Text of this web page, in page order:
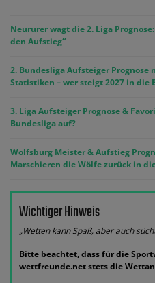
Neururer wagt die 2. Liga
den Aufstieg“
2. Bundesliga Aufsteiger Prognose
Statistiken – wer steigt 2027 in die
3. Liga Aufsteiger Prognose &
Bundesliga auf?
Wolfsburg Meister & Aufstieg
Marschieren die Wölfe zurück in
Wichtiger Hinweis
„Wetten kann Spaß, aber auch
Bitte beachtet, dass für die
wettfreunde.net stets die